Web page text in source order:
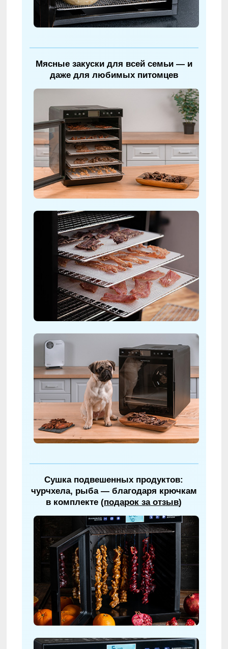
Мясные закуски для всей семьи — и
даже для любимых питомцев
Сушка подвешенных продуктов:
чурчхела, рыба — благодаря крючкам
в комплекте (подарок за отзыв)